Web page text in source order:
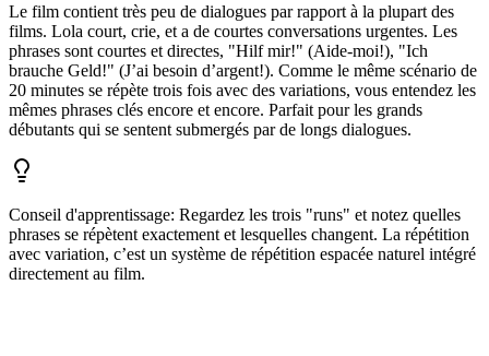
Le film contient très peu de dialogues par rapport à la plupart des
films. Lola court, crie, et a de courtes conversations urgentes. Les
phrases sont courtes et directes, "Hilf mir!" (Aide-moi!), "Ich
brauche Geld!" (J’ai besoin d’argent!). Comme le même scénario de
20 minutes se répète trois fois avec des variations, vous entendez les
mêmes phrases clés encore et encore. Parfait pour les grands
débutants qui se sentent submergés par de longs dialogues.
Conseil d'apprentissage: Regardez les trois "runs" et notez quelles
phrases se répètent exactement et lesquelles changent. La répétition
avec variation, c’est un système de répétition espacée naturel intégré
directement au film.